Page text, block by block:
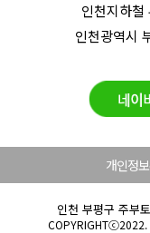
인천지하
인천광역시
개인정
인천 부평구 주부
COPYRIGHTⓒ2022.